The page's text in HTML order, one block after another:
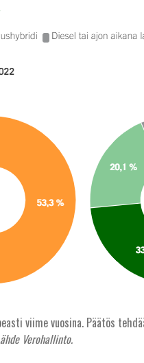
viime vuosina. Päätös
Verohallinto.